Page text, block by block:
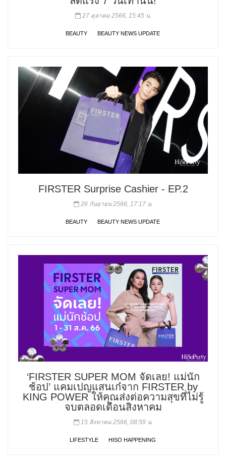
27 ตุลาคม 2566, 15:45 น.
BEAUTY BEAUTY NEWS UPDATE
FIRSTER Surprise Cashier - EP.2
26 กันยายน 2566, 17:17 น.
BEAUTY BEAUTY NEWS UPDATE
‘FIRSTER SUPER MOM จัดเลย! แม่นัก
ช้อป’ แคมเปญแสนเก๋จาก FIRSTER by
KING POWER ให้คุณส่งต่อความสุขที่ไม่รู้
จบตลอดเดือนสิงหาคม
15 สิงหาคม 2566, 08:59 น.
LIFESTYLE HISO HAPPENING